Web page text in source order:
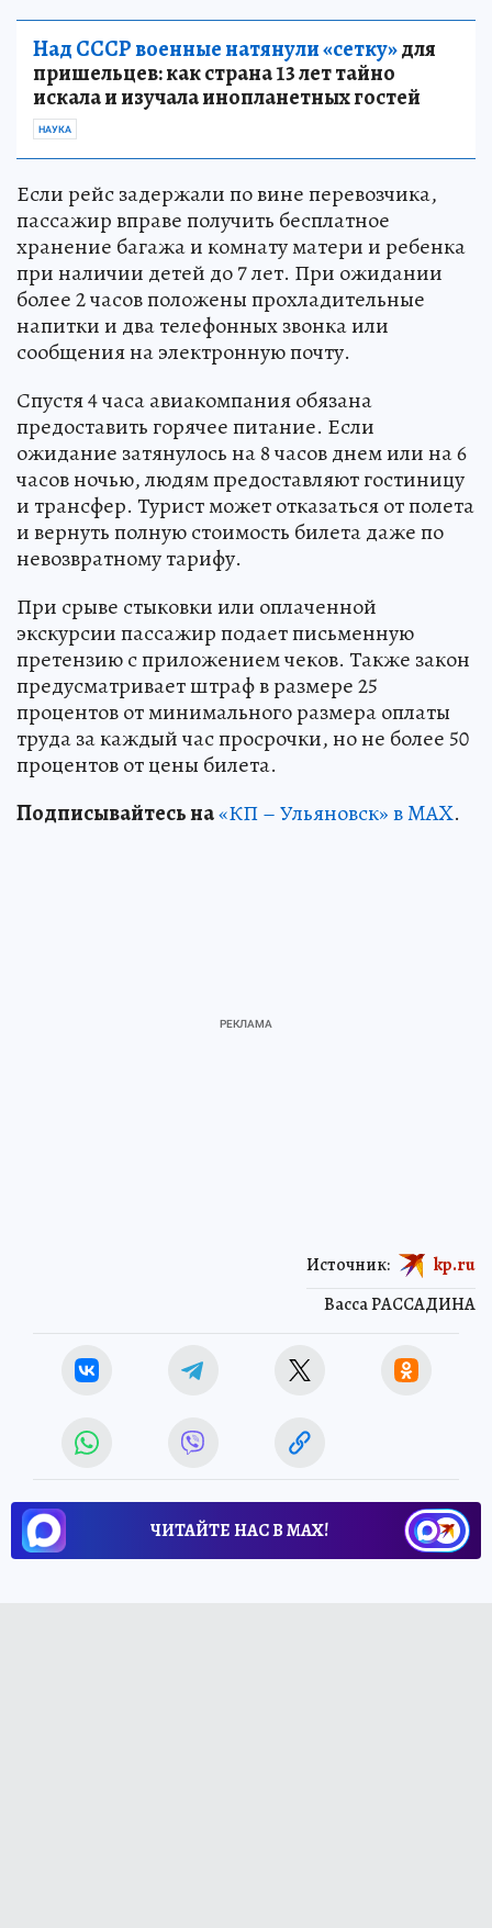
Над СССР военные натянули «сетку»для
пришельцев: как страна 13 лет тайно
искала и изучала инопланетных гостей
НАУКА
Если рейс задержали по вине перевозчика,
пассажир вправе получить бесплатное
хранение багажа и комнату матери и ребенка
при наличии детей до 7 лет. При ожидании
более 2 часов положены прохладительные
напитки и два телефонных звонка или
сообщения на электронную почту.
Спустя 4 часа авиакомпания обязана
предоставить горячее питание. Если
ожидание затянулось на 8 часов днем или на 6
часов ночью, людям предоставляют гостиницу
и трансфер. Турист может отказаться от полета
и вернуть полную стоимость билета даже по
невозвратному тарифу.
При срыве стыковки или оплаченной
экскурсии пассажир подает письменную
претензию с приложением чеков. Также закон
предусматривает штраф в размере 25
процентов от минимального размера оплаты
труда за каждый час просрочки, но не более 50
процентов от цены билета.
Подписывайтесь на«КП – Ульяновск» в MAX.
Васса РАССАДИНА
Источник: kp.ru
ЧИТАЙТЕ НАС В МАХ!